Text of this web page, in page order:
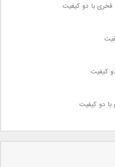
فخری با دو کیفیت
کیفیت
دو کیفیت